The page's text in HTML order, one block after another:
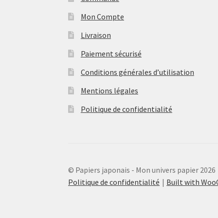
Mon Compte
Livraison
Paiement sécurisé
Conditions générales d’utilisation
Mentions légales
Politique de confidentialité
© Papiers japonais - Mon univers papier 2026
Politique de confidentialité
Built with